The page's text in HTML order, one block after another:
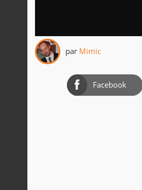
par Mimic
Facebook